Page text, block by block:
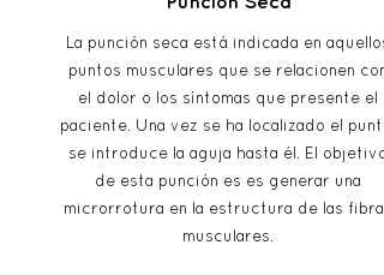
La punción seca está indicada en aquellos
puntos musculares que se relacionen con
el dolor o los síntomas que presente el
paciente. Una vez se ha localizado el
se introduce la aguja hasta él. El objetivo
de esta punción es es generar una
microrrotura en la estructura de las fibras
musculares.